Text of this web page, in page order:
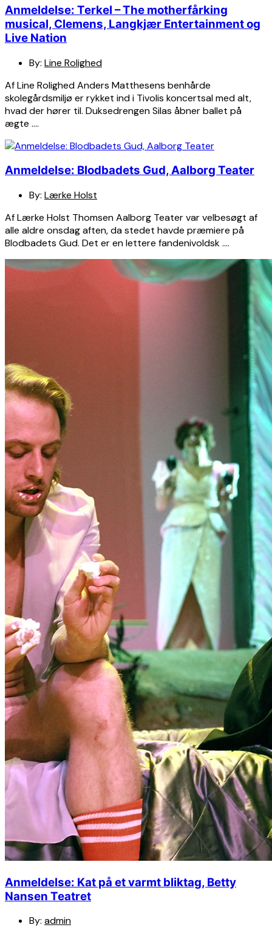
Anmeldelse: Terkel – The motherfårking
musical, Clemens, Langkjær Entertainment og
Live Nation
By: Line Rolighed
Af Line Rolighed Anders Matthesens benhårde
skolegårdsmiljø er rykket ind i Tivolis koncertsal med alt,
hvad der hører til. Duksedrengen Silas åbner ballet på
ægte ….
Anmeldelse: Blodbadets Gud, Aalborg Teater
By: Lærke Holst
Af Lærke Holst Thomsen Aalborg Teater var velbesøgt af
alle aldre onsdag aften, da stedet havde præmiere på
Blodbadets Gud. Det er en lettere fandenivoldsk ….
Anmeldelse: Kat på et varmt bliktag, Betty
Nansen Teatret
By: admin